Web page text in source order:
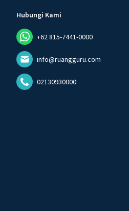
Hubungi Kami
+62 815-7441-0000
info@ruangguru.com
02130930000